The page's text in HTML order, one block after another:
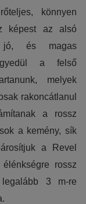
könnyen
képest az alsó
jó, és magas
a felső
melyek
rakoncátlanul
a rossz
a kemény, sík
a Revel
rossz
3 m-re